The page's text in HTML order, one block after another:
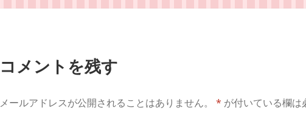
コメントを残す
メールアドレスが公開されることはありません。 * が付いている欄は